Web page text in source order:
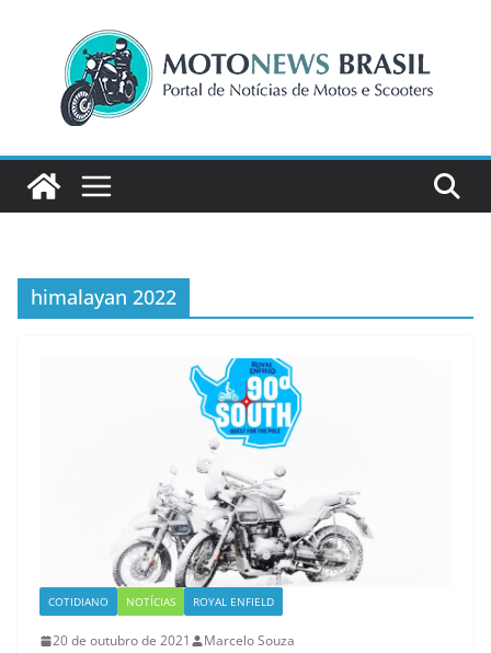
conteúdo
himalayan 2022
COTIDIANO NOTÍCIAS ROYAL ENFIELD
20 de outubro de 2021 Marcelo Souza